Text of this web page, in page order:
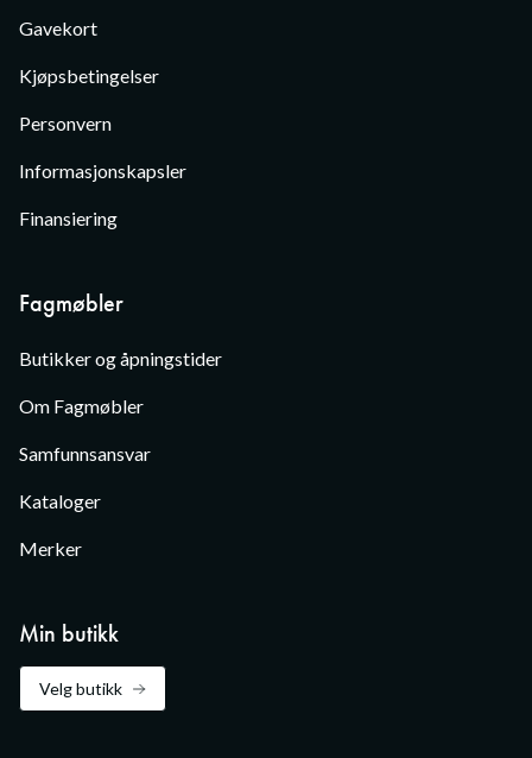
Gavekort
Kjøpsbetingelser
Personvern
Informasjonskapsler
Finansiering
Fagmøbler
Butikker og åpningstider
Om Fagmøbler
Samfunnsansvar
Kataloger
Merker
Min butikk
Velg butikk